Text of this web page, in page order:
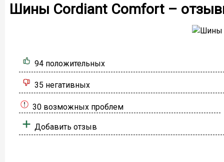
Шины Cordiant Comfort –
94 положительных
35 негативных
30 возможных проблем
Добавить отзыв